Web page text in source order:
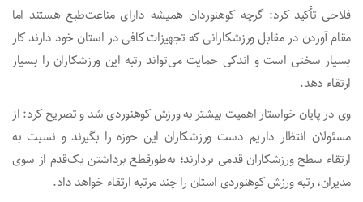
فلاحی تأکید کرد: گرچه کوهنوردان همیشه دارای مناعت‌طبع هستند اما
مقام آوردن در مقابل ورزشکارانی که تجهیزات کافی در استان خود دارند کار
بسیار سختی است و اندکی حمایت می‌تواند رتبه این ورزشکاران را بسیار
ارتقاء دهد.
وی در پایان خواستار اهمیت بیشتر به ورزش کوهنوردی شد و تصریح کرد: از
مسئولان انتظار داریم دست ورزشکاران این حوزه را بگیرند و نسبت به
ارتقاء سطح ورزشکاران قدمی بردارند؛ به‌طورقطع برداشتن یک‌قدم از سوی
مدیران، رتبه ورزش کوهنوردی استان را چند مرتبه ارتقاء خواهد داد.